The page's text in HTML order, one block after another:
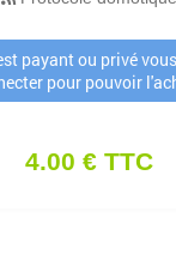
payant ou privé
pour pouvoir
4.00 € TTC